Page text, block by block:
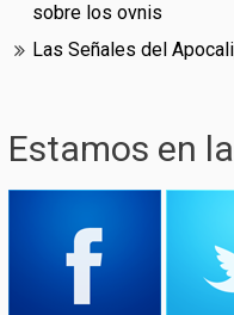
sobre los ovnis
Las Señales del
Estamos en